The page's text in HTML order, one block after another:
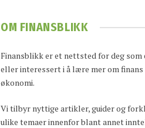
OM FINANSBLIKK
Finansblikk er et nettsted for deg
eller interessert i å lære mer om
økonomi.
Vi tilbyr nyttige artikler, guider og
ulike temaer innenfor blant annet